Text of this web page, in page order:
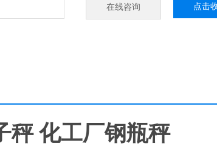
3、全不锈钢防浪涌接线盒 .
4、聚胺脂旋转轮，可适合不同直
在线咨询 点击
秤 化工厂钢瓶秤